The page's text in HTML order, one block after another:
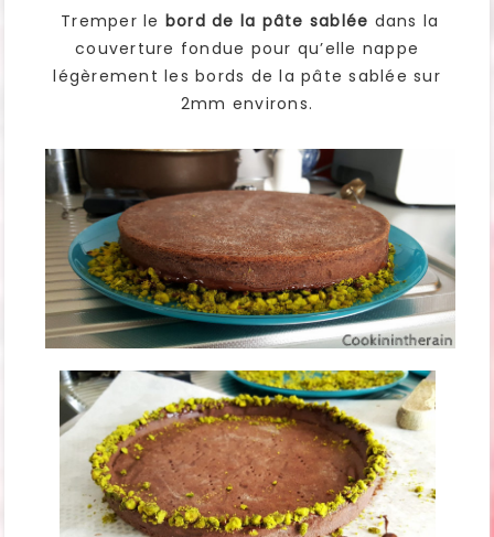
Tremper le bord de la pâte sablée dans la
couverture fondue pour qu’elle nappe
légèrement les bords de la pâte sablée sur
2mm environs.